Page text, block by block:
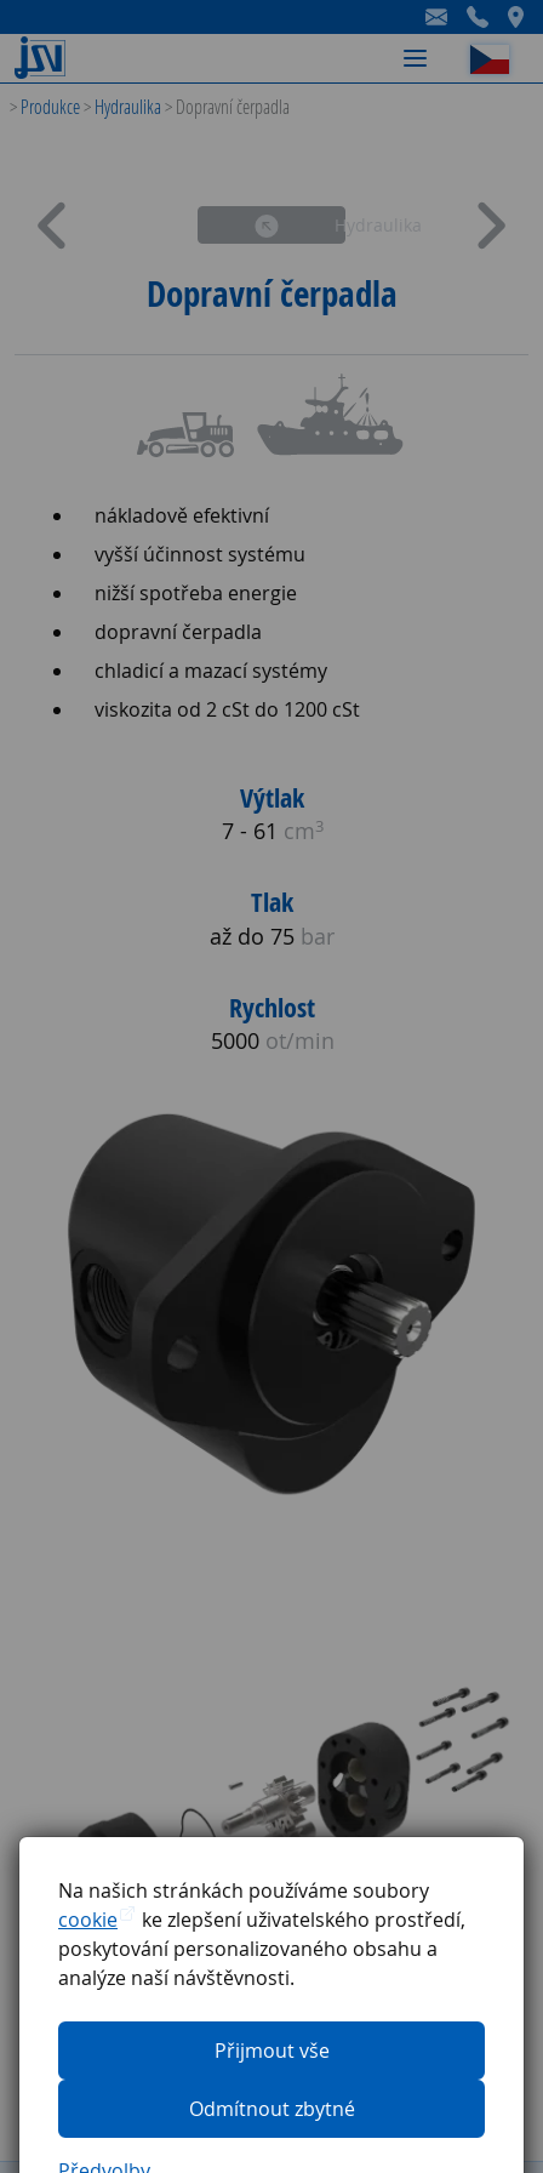
Na našich stránkách používáme soubory
cookie
ke zlepšení uživatelského prostředí,
poskytování personalizovaného obsahu a
analýze naší návštěvnosti.
Přijmout vše
Odmítnout zbytné
-
-
-
>Produkce>Hydraulika>Dopravní čerpadla
Hydraulika
Dopravní čerpadla
nákladově efektivní
vyšší účinnost systému
nižší spotřeba energie
dopravní čerpadla
chladicí a mazací systémy
viskozita od 2 cSt do 1200 cSt
Výtlak
7 - 61 cm3
Tlak
až do 75 bar
Rychlost
5000 ot/min